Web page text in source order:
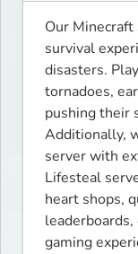
Our
survival
disasters.
tornadoes,
pushing their
Additionally,
server with
Lifesteal
heart shops,
gaming